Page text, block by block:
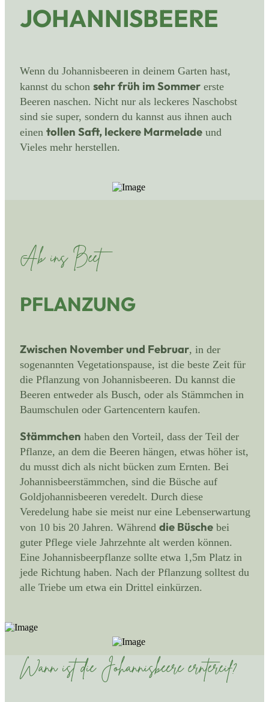
JOHANNISBEERE
Wenn du Johannisbeeren in deinem Garten hast,
kannst du schon sehr früh im Sommer erste
Beeren naschen. Nicht nur als leckeres Naschobst
sind sie super, sondern du kannst aus ihnen auch
einen tollen Saft, leckere Marmelade und
Vieles mehr herstellen.
Ab ins Beet
PFLANZUNG
Zwischen November und Februar, in der
sogenannten Vegetationspause, ist die beste Zeit für
die Pflanzung von Johannisbeeren. Du kannst die
Beeren entweder als Busch, oder als Stämmchen in
Baumschulen oder Gartencentern kaufen.
Stämmchen haben den Vorteil, dass der Teil der
Pflanze, an dem die Beeren hängen, etwas höher ist,
du musst dich als nicht bücken zum Ernten. Bei
Johannisbeerstämmchen, sind die Büsche auf
Goldjohannisbeeren veredelt. Durch diese
Veredelung habe sie meist nur eine Lebenserwartung
von 10 bis 20 Jahren. Während die Büsche bei
guter Pflege viele Jahrzehnte alt werden können.
Eine Johannisbeerpflanze sollte etwa 1,5m Platz in
jede Richtung haben. Nach der Pflanzung solltest du
alle Triebe um etwa ein Drittel einkürzen.
Wann ist die Johannisbeere erntereif?